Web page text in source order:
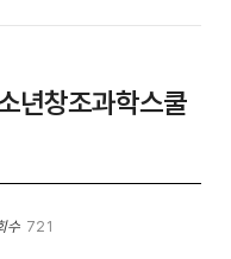
년창조과학스쿨
수 721